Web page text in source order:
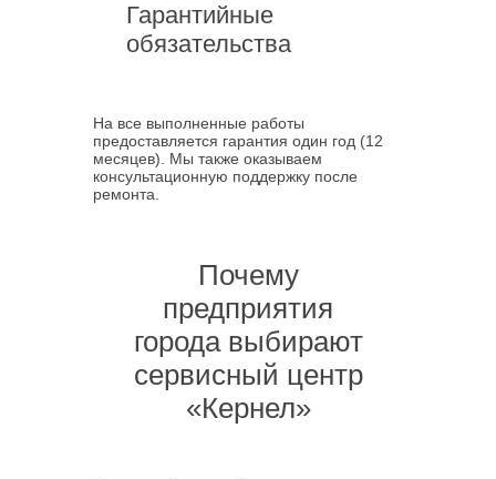
Гарантийные
обязательства
На все выполненные работы
предоставляется гарантия один год (12
месяцев). Мы также оказываем
консультационную поддержку после
ремонта.
Почему
предприятия
города выбирают
сервисный центр
«Кернел»